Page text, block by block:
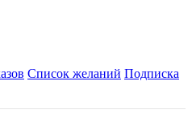
Список желаний Подписка